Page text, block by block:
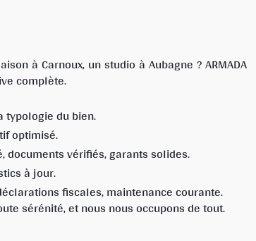
à Carnoux, un studio à Aubagne ? ARMADA
complète.
typologie du bien.
optimisé.
vérifiés, garants solides.
à jour.
fiscales, maintenance courante.
sérénité, et nous nous occupons de tout.